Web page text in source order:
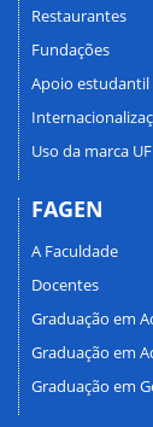
Restaurantes
Fundações
Apoio estudantil
Uso da marca
FAGEN
A Faculdade
Docentes
Graduação em
Graduação em
Graduação em